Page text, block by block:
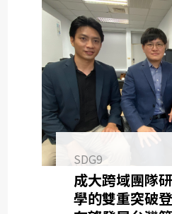
SDG9
成大跨域團隊
學的雙重突破